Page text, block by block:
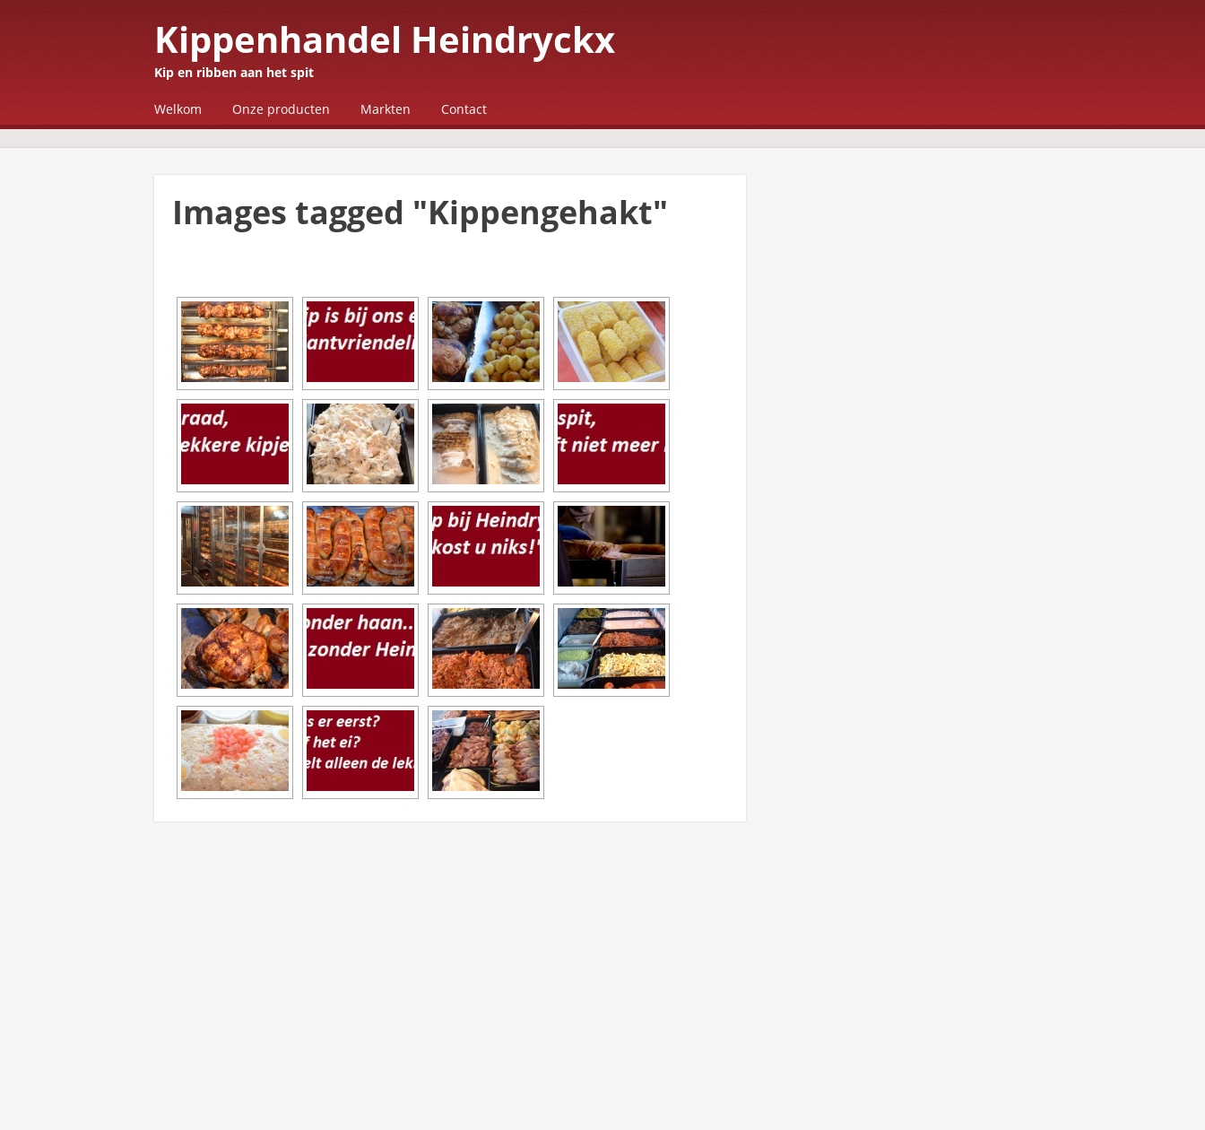
Kippenhandel Heindryckx
Kip en ribben aan het spit
☰Menu
Skip to content
Welkom Onze producten Markten Contact
Images tagged "Kippengehakt"
[SHOW SLIDESHOW]